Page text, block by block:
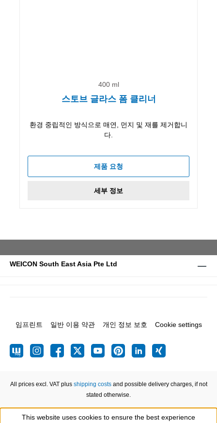
400 ml
스토브 글라스 폼 클리너
환경 중립적인 방식으로 매연, 먼지 및 재를 제거합니
다.
제품 요청
세부 정보
WEICON South East Asia Pte Ltd
임프린트 일반 이용 약관 개인 정보 보호 Cookie settings
All prices excl. VAT plus shipping costsand possible delivery charges, if not
stated otherwise.
This website uses cookies to ensure the best experience